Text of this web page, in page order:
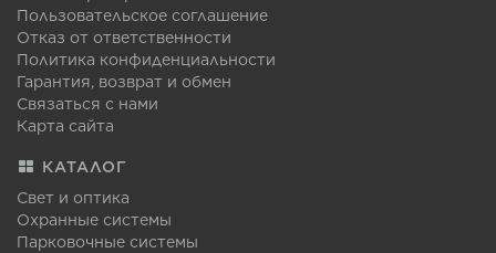
Пользовательское соглашение
Отказ от ответственности
Политика конфиденциальности
Гарантия, возврат и обмен
Связаться с нами
Карта сайта
КАТАЛОГ
Свет и оптика
Охранные системы
Парковочные системы